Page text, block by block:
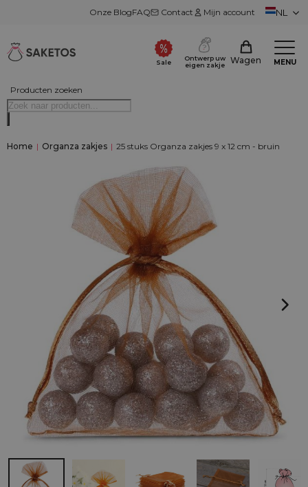
Onze BlogFAQ Contact Mijn account NL
Producten zoeken
Sale
Ontwerp uw
eigen zakje
Wagen MENU
Home | Organza zakjes | 25 stuks Organza zakjes 9 x 12 cm - bruin